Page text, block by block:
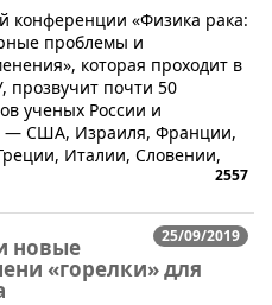
конференции «Физика рака:
проблемы и
которая проходит в
почти 50
ученых России и
— США, Израиля, Франции,
Италии, Словении,
2557
25/09/2019
новые
«горелки» для